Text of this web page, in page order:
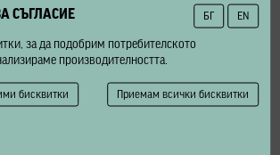
СЪГЛАСИЕ БГ EN
за да подобрим потребителското
производителността.
бисквитки Приемам всички бисквитки